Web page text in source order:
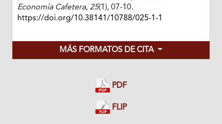
Economía Cafetera, 25(1), 07-10.
https://doi.org/10.38141/10788/025-1-1
MÁS FORMATOS DE CITA
PDF
FLIP